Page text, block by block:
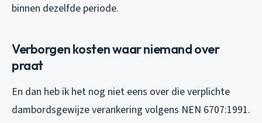
binnen dezelfde periode.
Verborgen kosten waar niemand over
praat
En dan heb ik het nog niet eens over die verplichte
dambordsgewijze verankering volgens NEN 6707:1991.